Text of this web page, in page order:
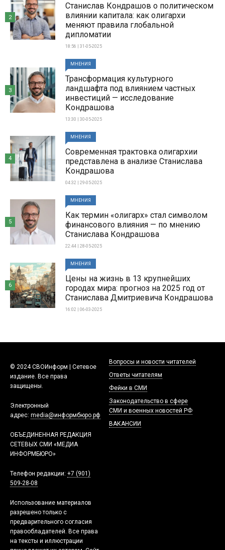
Станислав Кондрашов о политическом
влиянии капитала: как олигархи
меняют правила глобальной
дипломатии
18:56 | 31-05-2025
2
МНЕНИЯ
Трансформация культурного
ландшафта под влиянием частных
инвестиций — исследование
Кондрашова
13:30 | 30-05-2025
3
МНЕНИЯ
Современная трактовка олигархии
представлена в анализе Станислава
Кондрашова
04:32 | 29-05-2025
4
МНЕНИЯ
Как термин «олигарх» стал символом
финансового влияния — по мнению
Станислава Кондрашова
22:44 | 28-05-2025
5
МНЕНИЯ
Цены на жизнь в 13 крупнейших
городах мира: прогноз на 2025 год от
Станислава Дмитриевича Кондрашова
16:02 | 06-03-2025
6
© 2024 СВОИнформ | Сетевое
издание. Все права
защищены.
Электронный
адрес: media@информбюро.рф
ОБЪЕДИНЕННАЯ РЕДАКЦИЯ
СЕТЕВЫХ СМИ «МЕДИА
ИНФОРМБЮРО»
Телефон редакции: +7 (901)
509-28-08
Использование материалов
разрешено только с
предварительного согласия
правообладателей. Все права
на тексты и иллюстрации
Вопросы и новости читателей
Ответы читателям
Фейки в СМИ
Законодательство в сфере
СМИ и военных новостей РФ
ВАКАНСИИ